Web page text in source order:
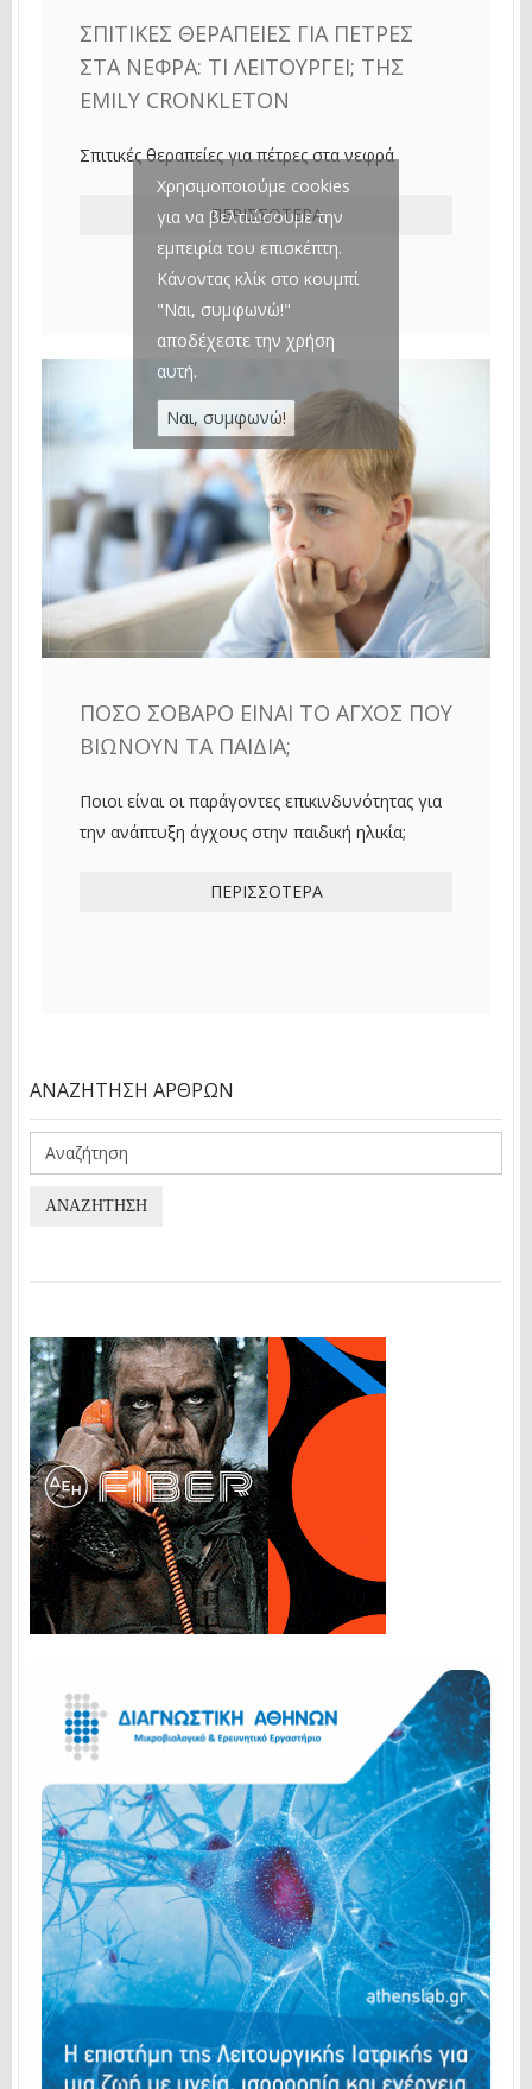
Χρησιμοποιούμε cookies
για να βελτιώσουμε την
εμπειρία του επισκέπτη.
Κάνοντας κλίκ στο κουμπί
"Ναι, συμφωνώ!"
αποδέχεστε την χρήση
αυτή.
ΣΠΙΤΙΚΈΣ ΘΕΡΑΠΕΊΕΣ ΓΙΑ ΠΈΤΡΕΣ
ΣΤΑ ΝΕΦΡΆ: ΤΙ ΛΕΙΤΟΥΡΓΕΊ; ΤΗΣ
EMILY CRONKLETON
Σπιτικές θεραπείες για πέτρες στα νεφρά
ΠΕΡΙΣΣΌΤΕΡΑ
ΠΌΣΟ ΣΟΒΑΡΌ ΕΊΝΑΙ ΤΟ ΆΓΧΟΣ ΠΟΥ
ΒΙΏΝΟΥΝ ΤΑ ΠΑΙΔΙΆ;
Ποιοι είναι οι παράγοντες επικινδυνότητας για
την ανάπτυξη άγχους στην παιδική ηλικία;
ΠΕΡΙΣΣΌΤΕΡΑ
ΑΝΑΖΉΤΗΣΗ ΆΡΘΡΩΝ